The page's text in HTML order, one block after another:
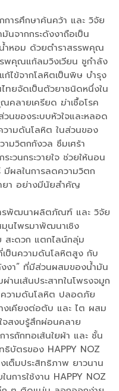
การศึกษาค้นคว้า และ วิจัย
จากกระดังงาถือเป็น
ำหอม ด้วยตำราสรรพคุณ
พคุณแก้ลมวิงเวียน ชูกำลัง
ก้ไข้จากโลหิตเป็นพิษ บำรุง
ทยจัดเป็นตัวยาชนิดหนึ่งใน
คลายเครียด ฆ่าเชื้อโรค
นของระบบหัวใจและหลอด
วามดันโลหิต ในส่วนของ
มวิตกกังวล ซึมเศร้า
วนกระวายใจ ช่วยให้นอน
มีผลในการลดความวิตก
ยา อย่างมีนัยสำคัญ
ารพัฒนาผลิตภัณฑ์ และ วิจัย
นไพรมาพัฒนาเชิง
สะดวก แตกไลน์กลุ่ม
ป็นความดันโลหิตสูง กับ
งา” ที่มีส่วนผสมของน้ำมัน
านเส้นประสาทในโพรงจมูก
วามดันโลหิต ปลอดภัย
งเคียงต่อตับ และ ไต ผสม
จสงบรู้สึกผ่อนคลาย
รถักทอเส้นใยผ้า และ ชั้น
ธิบัตรของ HAPPY NOZ
เต็มประสิทธิภาพ ยาวนาน
การใช้งาน HAPPY NOZ